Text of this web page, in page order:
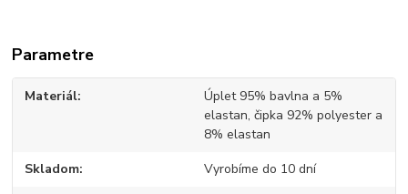
Parametre
Materiál
Úplet 95% bavlna a 5%
elastan, čipka 92% polyester a
8% elastan
Skladom Vyrobíme do 10 dní